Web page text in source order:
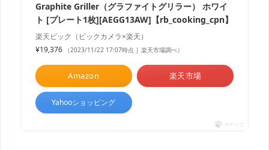
Graphite Griller（グラファイトグリラー） ホワイ
ト [プレート1枚][AEGG13AW]【rb_cooking_cpn】
楽天ビック（ビックカメラ×楽天）
¥19,376
（2023/11/22 17:07時点 | 楽天市場調べ）
Amazon 楽天市場
Yahooショッピング
ポチップ